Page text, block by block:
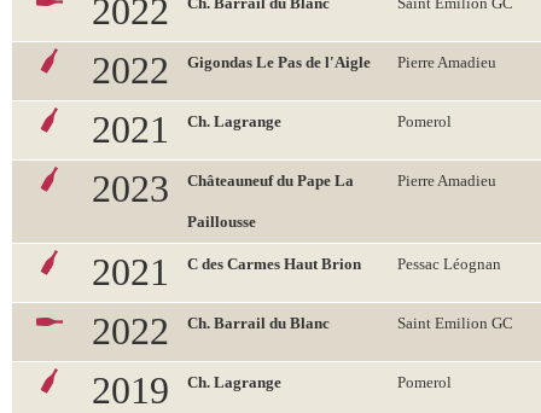
2022
2022 Gigondas Le Pas de l'Aigle Pierre Amadieu
2021 Ch. Lagrange Pomerol
2023 Châteauneuf du Pape La
Paillousse
Pierre Amadieu
2021 C des Carmes Haut Brion Pessac Léognan
2022 Ch. Barrail du Blanc Saint Emilion GC
2019 Ch. Lagrange Pomerol